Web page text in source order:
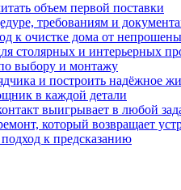
объем первой поставки
требованиям и
к очистке дома от
столярных и интерьерных
выбору и монтажу
и построить надёжное
в каждой детали
выигрывает в любой
который возвращает
к предсказанию